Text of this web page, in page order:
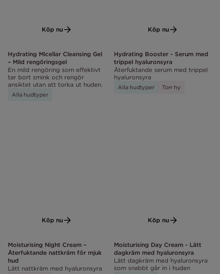
Köp nu
Hydrating Micellar Cleansing Gel
– Mild rengöringsgel
En mild rengöring som effektivt
tar bort smink och rengör
ansiktet utan att torka ut huden.
Alla hudtyper
Köp nu
Hydrating Booster - Serum med
trippel hyaluronsyra
Återfuktande serum med trippel
hyaluronsyra
Alla hudtyper Torr hy
Köp nu
Moisturising Night Cream –
Återfuktande nattkräm för mjuk
hud
Lätt nattkräm med hyaluronsyra
Köp nu
Moisturising Day Cream - Lätt
dagkräm med hyaluronsyra
Lätt dagkräm med hyaluronsyra
som snabbt går in i huden